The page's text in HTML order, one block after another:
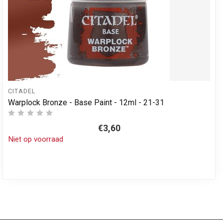
CITADEL
Warplock Bronze - Base Paint - 12ml - 21-31
€3,60
Niet op voorraad